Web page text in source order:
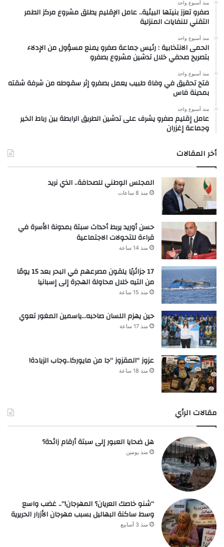
منذ أسبوع واحد
صفرو تعزز بنيتها البيئية.. عامل الإقليم يطلق مشروع مركز الطمر
التقني للنفايات المنزلية
منذ أسبوع واحد
الحمى الانتخابية : رئيس جماعة صفرو يمنع مسؤول من الإدلاء
بتصريح صحفي خلال تدشين مشروع بصفرو
منذ أسبوع واحد
فتح تحقيق في وفاة طبيب يعمل بصفرو إثر سقوطه من شرفة شقته
بمدينة فاس
منذ أسبوع واحد
عامل إقليم صفرو يشرف على تدشين الطريق الرابطة بين رباط الخير
وجماعة إغزران
أخر المقالات
المجلس الوطني للصحافة.. الذي نريد
منذ 8 ساعات
حسن أوريد يربط أحداث سبتة بمدونة الأسرة في
قراءة للتحولات الاجتماعية
منذ 14 ساعة
17 جزائريًا يلقون مصرعهم في البحر بعد 15 يومًا
من التيه خلال محاولة الهجرة إلى إسبانيا
منذ 15 ساعة
حين يهزم اللسان صاحبه…ياسمين المغور تعوي
منذ 17 ساعة
عزوز “المقزوز “جا من مايوركا..وجاب الزيادة!
منذ 18 ساعة
مقالات الرأي
هل ضحايا العبور إلى سبتة أرقام زائدة؟
منذ يومين
“شنو خاصك العريان؟ المهرجان!”.. غضب واسع
وسط ساكنة البهاليل بسبب مهرجان الأزرار الحريرية
منذ 3 أسابيع